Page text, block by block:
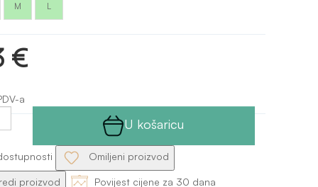
M L
€
a
U košaricu
Omiljeni proizvod
proizvod Povijest cijene za 30 dana